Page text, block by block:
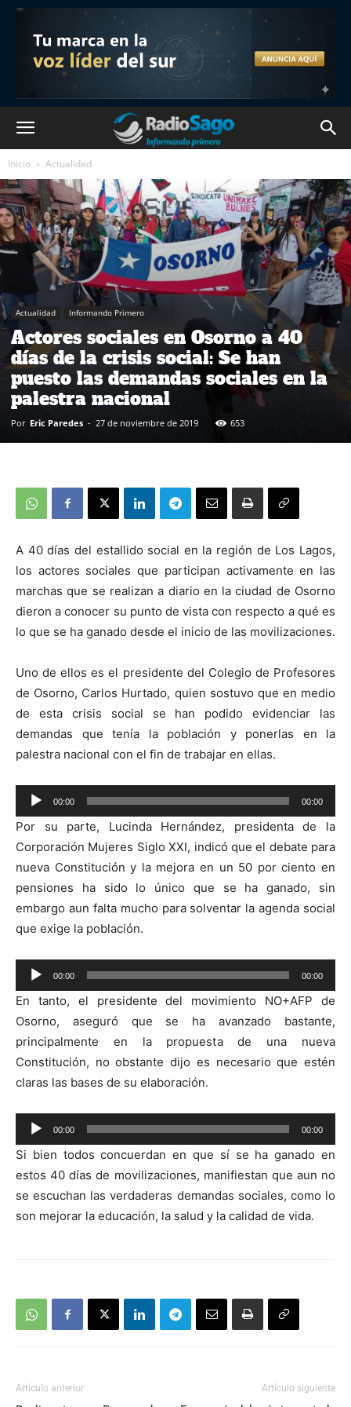
Inicio Actualidad
Actualidad Informando Primero
Actores sociales en Osorno a 40
días de la crisis social: Se han
puesto las demandas sociales en la
palestra nacional
Por Eric Paredes - 27 de noviembre de 2019 653
A 40 días del estallido social en la región de Los Lagos,
los actores sociales que participan activamente en las
marchas que se realizan a diario en la ciudad de Osorno
dieron a conocer su punto de vista con respecto a qué es
lo que se ha ganado desde el inicio de las movilizaciones.
Uno de ellos es el presidente del Colegio de Profesores
de Osorno, Carlos Hurtado, quien sostuvo que en medio
de esta crisis social se han podido evidenciar las
demandas que tenía la población y ponerlas en la
palestra nacional con el fin de trabajar en ellas.
Reproductor
de
audio
00:00 00:00
Por su parte, Lucinda Hernández, presidenta de la
Corporación Mujeres Siglo XXI, indicó que el debate para
nueva Constitución y la mejora en un 50 por ciento en
pensiones ha sido lo único que se ha ganado, sin
embargo aun falta mucho para solventar la agenda social
que exige la población.
Reproductor
de
audio
00:00 00:00
En tanto, el presidente del movimiento NO+AFP de
Osorno, aseguró que se ha avanzado bastante,
principalmente en la propuesta de una nueva
Constitución, no obstante dijo es necesario que estén
claras las bases de su elaboración.
Reproductor
de
audio
00:00 00:00
Si bien todos concuerdan en que sí se ha ganado en
estos 40 días de movilizaciones, manifiestan que aun no
se escuchan las verdaderas demandas sociales, como lo
son mejorar la educación, la salud y la calidad de vida.
Artículo anterior Artículo siguiente